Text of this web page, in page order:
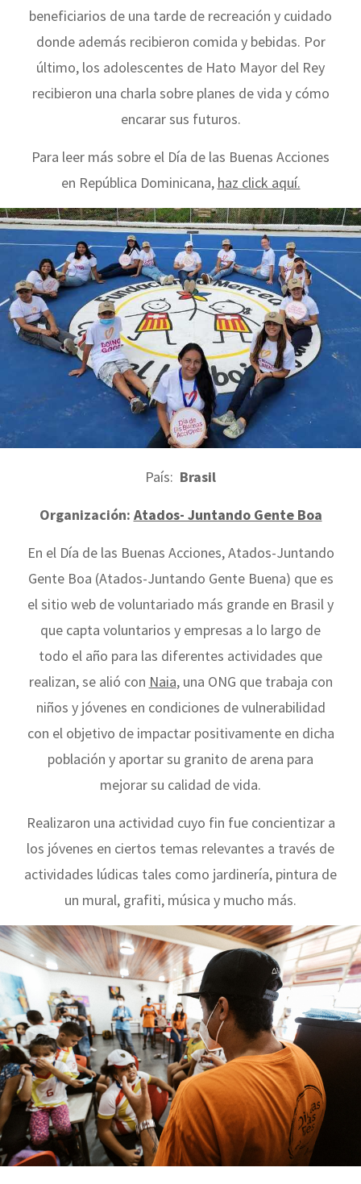
beneficiarios de una tarde de recreación y cuidado
donde además recibieron comida y bebidas. Por
último, los adolescentes de Hato Mayor del Rey
recibieron una charla sobre planes de vida y cómo
encarar sus futuros.
Para leer más sobre el Día de las Buenas Acciones
en República Dominicana, haz click aquí.
País: Brasil
Organización: Atados- Juntando Gente Boa
En el Día de las Buenas Acciones, Atados-Juntando
Gente Boa (Atados-Juntando Gente Buena) que es
el sitio web de voluntariado más grande en Brasil y
que capta voluntarios y empresas a lo largo de
todo el año para las diferentes actividades que
realizan, se alió con Naia, una ONG que trabaja con
niños y jóvenes en condiciones de vulnerabilidad
con el objetivo de impactar positivamente en dicha
población y aportar su granito de arena para
mejorar su calidad de vida.
Realizaron una actividad cuyo fin fue concientizar a
los jóvenes en ciertos temas relevantes a través de
actividades lúdicas tales como jardinería, pintura de
un mural, grafiti, música y mucho más.